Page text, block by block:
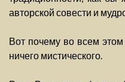
авторской совести и
Вот почему во всем
ничего мистического.